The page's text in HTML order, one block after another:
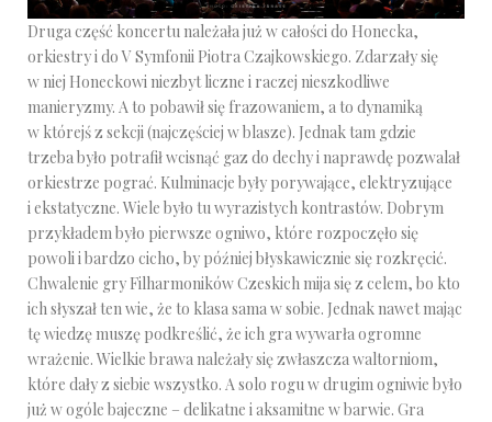
Druga część koncertu należała już w całości do Honecka,
orkiestry i do V Symfonii Piotra Czajkowskiego. Zdarzały się
w niej Honeckowi niezbyt liczne i raczej nieszkodliwe
manieryzmy. A to pobawił się frazowaniem, a to dynamiką
w którejś z sekcji (najczęściej w blasze). Jednak tam gdzie
trzeba było potrafił wcisnąć gaz do dechy i naprawdę pozwalał
orkiestrze pograć. Kulminacje były porywające, elektryzujące
i ekstatyczne. Wiele było tu wyrazistych kontrastów. Dobrym
przykładem było pierwsze ogniwo, które rozpoczęło się
powoli i bardzo cicho, by później błyskawicznie się rozkręcić.
Chwalenie gry Filharmoników Czeskich mija się z celem, bo kto
ich słyszał ten wie, że to klasa sama w sobie. Jednak nawet mając
tę wiedzę muszę podkreślić, że ich gra wywarła ogromne
wrażenie. Wielkie brawa należały się zwłaszcza waltorniom,
które dały z siebie wszystko. A solo rogu w drugim ogniwie było
już w ogóle bajeczne – delikatne i aksamitne w barwie. Gra